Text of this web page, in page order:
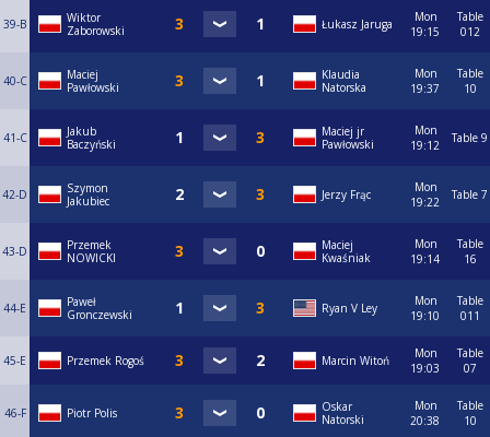
39-B
Wiktor
Zaborowski
Łukasz Jaruga
Mon
19:15
Table
012
40-C
Maciej
Pawłowski
Klaudia
Natorska
Mon
19:37
Table
10
41-C
Jakub
Baczyński
Maciej jr
Pawłowski
Mon
19:12
Table 9
42-D
Szymon
Jakubiec
Jerzy Frąc
Mon
19:22
Table 7
43-D
Przemek
NOWICKI
Maciej
Kwaśniak
Mon
19:14
Table
16
44-E
Paweł
Gronczewski
Ryan V Ley
Mon
19:10
Table
011
45-E Przemek Rogoś Marcin Witoń
Mon
19:03
Table
07
46-F Piotr Polis
Oskar
Natorski
Mon
20:38
Table
10